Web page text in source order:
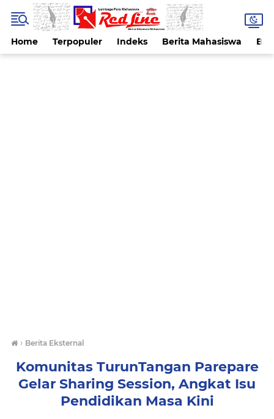
Home Terpopuler Indeks Berita Mahasiswa
› Berita Eksternal
Komunitas TurunTangan Parepare
Gelar Sharing Session, Angkat Isu
Pendidikan Masa Kini